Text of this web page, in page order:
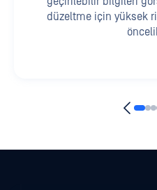
düzeltme için yüksek